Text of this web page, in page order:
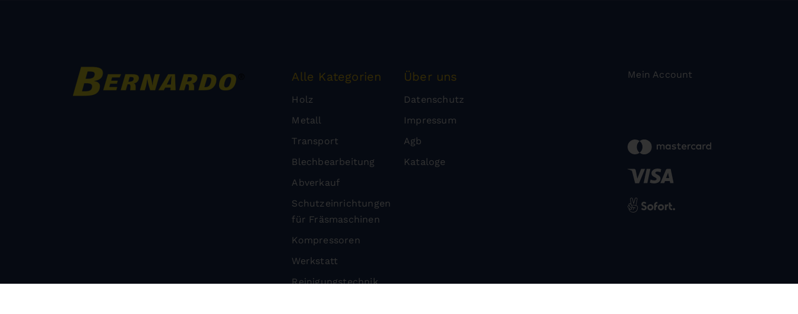
Alle Kategorien
Holz
Metall
Transport
Blechbearbeitung
Abverkauf
Schutzeinrichtungen
für Fräsmaschinen
Kompressoren
Werkstatt
Reinigungstechnik
Über uns
Datenschutz
Impressum
Agb
Kataloge
Mein Account